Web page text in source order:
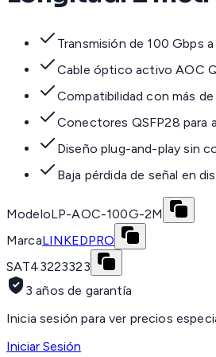
Transmisión de 100 Gbps
Cable óptico activo AOC
Compatibilidad con más
Conectores QSFP28 para
Diseño plug-and-play sin
Baja pérdida de señal en
ModeloLP-AOC-100G-2M
MarcaLINKEDPRO
SAT43223323
3 años de garantía
Inicia sesión para ver precios
Iniciar Sesión